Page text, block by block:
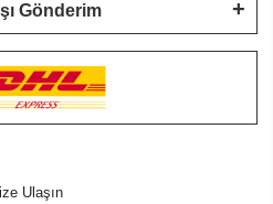
Gönderim
Ulaşın